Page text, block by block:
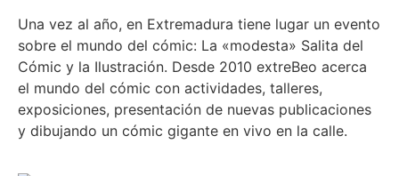
Una vez al año, en Extremadura tiene lugar un evento
sobre el mundo del cómic: La «modesta» Salita del
Cómic y la Ilustración. Desde 2010 extreBeo acerca
el mundo del cómic con actividades, talleres,
exposiciones, presentación de nuevas publicaciones
y dibujando un cómic gigante en vivo en la calle.